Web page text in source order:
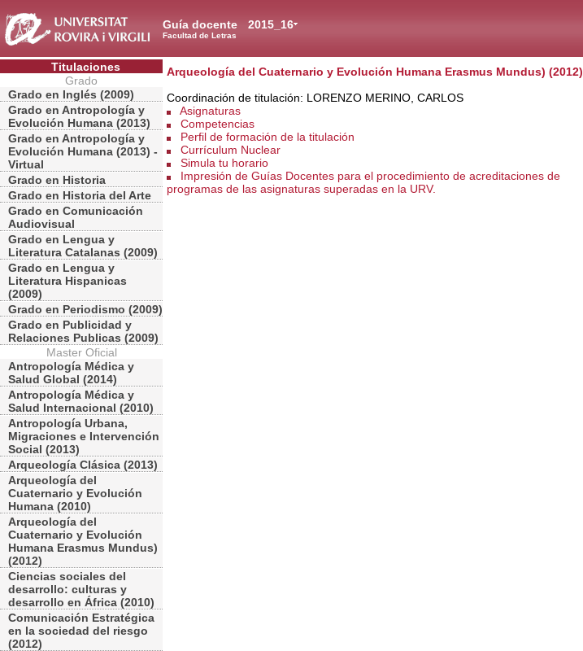
2015_16
Guía docente
Facultad de Letras
Titulaciones
Grado
Grado en Inglés (2009)
Grado en Antropología y
Evolución Humana (2013)
Grado en Antropología y
Evolución Humana (2013) -
Virtual
Grado en Historia
Grado en Historia del Arte
Grado en Comunicación
Audiovisual
Grado en Lengua y
Literatura Catalanas (2009)
Grado en Lengua y
Literatura Hispanicas
(2009)
Grado en Periodismo (2009)
Grado en Publicidad y
Relaciones Publicas (2009)
Master Oficial
Antropología Médica y
Salud Global (2014)
Antropología Médica y
Salud Internacional (2010)
Antropología Urbana,
Migraciones e Intervención
Social (2013)
Arqueología Clásica (2013)
Arqueología del
Cuaternario y Evolución
Humana (2010)
Arqueología del
Cuaternario y Evolución
Humana Erasmus Mundus)
(2012)
Ciencias sociales del
desarrollo: culturas y
desarrollo en África (2010)
Comunicación Estratégica
en la sociedad del riesgo
(2012)
Arqueología del Cuaternario y Evolución Humana Erasmus Mundus) (2012)
Coordinación de titulación: LORENZO MERINO, CARLOS
Asignaturas
Competencias
Perfil de formación de la titulación
Currículum Nuclear
Simula tu horario
Impresión de Guías Docentes para el procedimiento de acreditaciones de
programas de las asignaturas superadas en la URV.